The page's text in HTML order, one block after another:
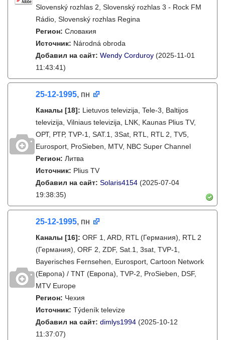
Slovenský rozhlas 2, Slovenský rozhlas 3 - Rock FM
Rádio, Slovenský rozhlas Regina
Регион: Словакия
Источник: Národná obroda
Добавил на сайт: Wendy Corduroy (2025-11-01
11:43:41)
25-12-1995, пн
Каналы [18]: Lietuvos televizija, Tele-3, Baltijos
televizija, Vilniaus televizija, LNK, Kaunas Plius TV,
ОРТ, РТР, TVP-1, SAT.1, 3Sat, RTL, RTL 2, TV5,
Eurosport, ProSieben, MTV, NBC Super Channel
Регион: Литва
Источник: Plius TV
Добавил на сайт: Solaris4154 (2025-07-04
19:38:35)
25-12-1995, пн
Каналы [16]: ORF 1, ARD, RTL (Германия), RTL 2
(Германия), ORF 2, ZDF, Sat.1, 3sat, TVP-1,
Bayerisches Fernsehen, Eurosport, Cartoon Network
(Европа) / TNT (Европа), TVP-2, ProSieben, DSF,
MTV Europe
Регион: Чехия
Источник: Týdeník televize
Добавил на сайт: dimlys1994 (2025-10-12
11:37:07)